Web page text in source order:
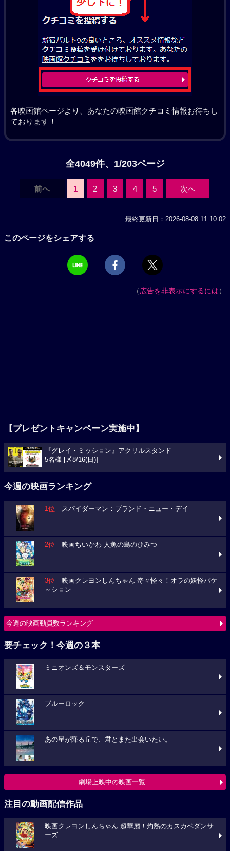
各映画館ページより、あなたの映画館クチコミ情報お待ちし
ております！
全4049件、1/203ページ
前へ 1 2 3 4 5 次へ
最終更新日：2026-08-08 11:10:02
このページをシェアする
（広告を非表示にするには）
【プレゼントキャンペーン実施中】
『グレイ・ミッション』アクリルスタンド
5名様 [〆8/16(日)]
今週の映画ランキング
1位 スパイダーマン：ブランド・ニュー・デイ
2位 映画ちいかわ 人魚の島のひみつ
3位 映画クレヨンしんちゃん 奇々怪々！オラの妖怪バケ
～ション
今週の映画動員数ランキング
要チェック！今週の３本
ミニオンズ＆モンスターズ
ブルーロック
あの星が降る丘で、君とまた出会いたい。
劇場上映中の映画一覧
注目の動画配信作品
映画クレヨンしんちゃん 超華麗！灼熱のカスカベダンサ
ーズ